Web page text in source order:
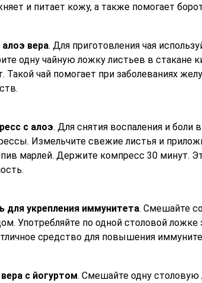
и питает кожу, а также помогает
алоэ вера. Для приготовления чая
одну чайную ложку листьев в стакане
Такой чай помогает при заболеваниях
с алоэ. Для снятия воспаления и боли
Измельчите свежие листья и
марлей. Держите компресс 30 минут.
для укрепления иммунитета. Смешайте
Употребляйте по одной столовой
средство для повышения
с йогуртом. Смешайте одну столовую